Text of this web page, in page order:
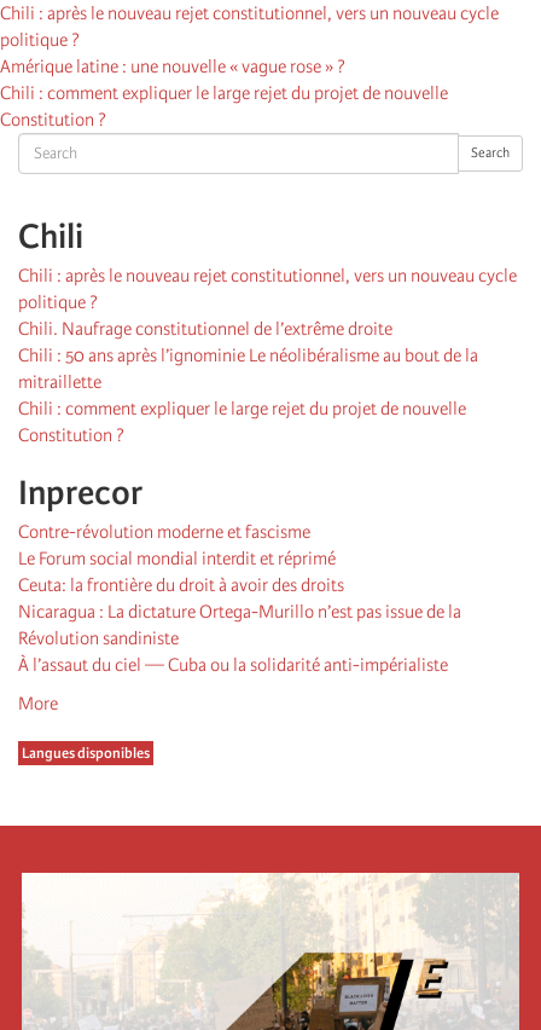
Search Search
Chili
Chili : après le nouveau rejet constitutionnel, vers un nouveau cycle
politique ?
Chili. Naufrage constitutionnel de l’extrême droite
Chili : 50 ans après l’ignominie Le néolibéralisme au bout de la
mitraillette
Chili : comment expliquer le large rejet du projet de nouvelle
Constitution ?
Inprecor
Contre-révolution moderne et fascisme
Le Forum social mondial interdit et réprimé
Ceuta: la frontière du droit à avoir des droits
Nicaragua : La dictature Ortega-Murillo n’est pas issue de la
Révolution sandiniste
À l’assaut du ciel — Cuba ou la solidarité anti-impérialiste
More
Langues disponibles
Chili : après le nouveau rejet constitutionnel, vers un nouveau cycle
politique ?
Amérique latine : une nouvelle « vague rose » ?
Chili : comment expliquer le large rejet du projet de nouvelle
Constitution ?